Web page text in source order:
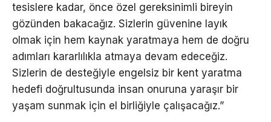
tesislere kadar, önce özel gereksinimli bireyin
gözünden bakacağız. Sizlerin güvenine layık
olmak için hem kaynak yaratmaya hem de doğru
adımları kararlılıkla atmaya devam edeceğiz.
Sizlerin de desteğiyle engelsiz bir kent yaratma
hedefi doğrultusunda insan onuruna yaraşır bir
yaşam sunmak için el birliğiyle çalışacağız.”